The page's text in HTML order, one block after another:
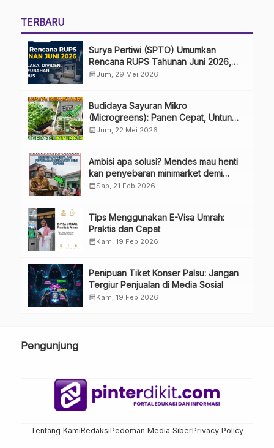
TERBARU
Surya Pertiwi (SPTO) Umumkan
Rencana RUPS Tahunan Juni 2026,
Bahas Penggunaan Laba Hingga
calendar_monthJum, 29 Mei 2026
Budidaya Sayuran Mikro
(Microgreens): Panen Cepat, Untung
Besar
calendar_monthJum, 22 Mei 2026
Ambisi apa solusi? Mendes mau henti
kan penyebaran minimarket demi
kopdes.
calendar_monthSab, 21 Feb 2026
Tips Menggunakan E-Visa Umrah:
Praktis dan Cepat
calendar_monthKam, 19 Feb 2026
Penipuan Tiket Konser Palsu: Jangan
Tergiur Penjualan di Media Sosial
calendar_monthKam, 19 Feb 2026
Pengunjung
Tentang KamiRedaksiPedoman Media SiberPrivacy Policy